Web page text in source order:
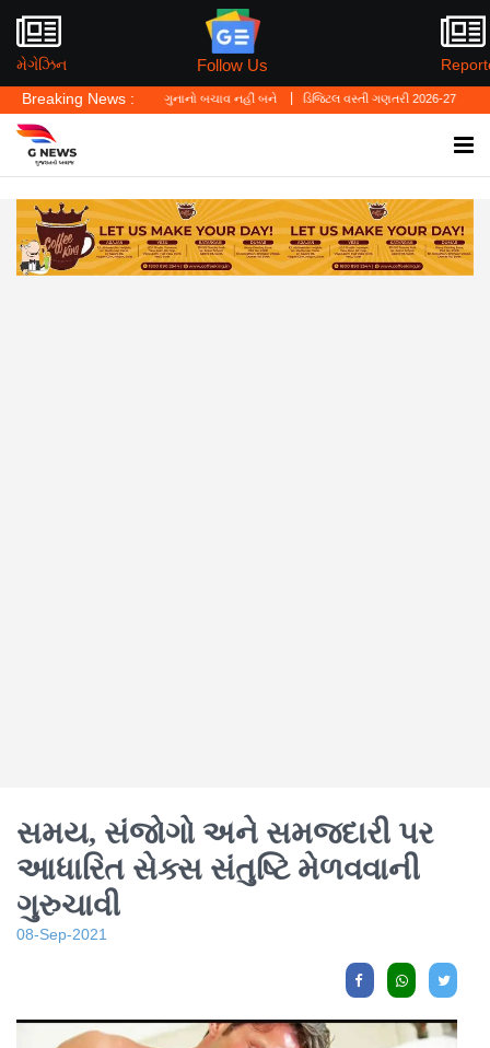
મેગેઝિન Follow Us
Breaking News :
લો' ગુનાનો બચાવ નહીં બને ડિજિટલ વસ્તી ગણતરી 2026-27નો પ્રારંભ, ઘર બેઠા
સમય, સંજોગો અને સમજદારી પર
આધારિત સેક્સ સંતુષ્ટિ મેળવવાની
ગુરુચાવી
08-Sep-2021